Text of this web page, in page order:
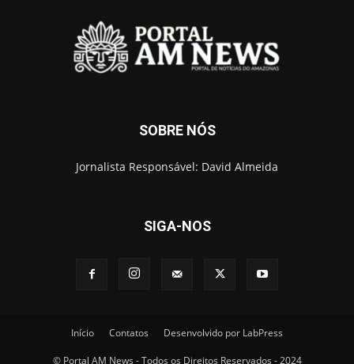
SOBRE NÓS
Jornalista Responsável: David Almeida
SIGA-NOS
Início Contatos Desenvolvido por LabPress
© Portal AM News - Todos os Direitos Reservados - 2024